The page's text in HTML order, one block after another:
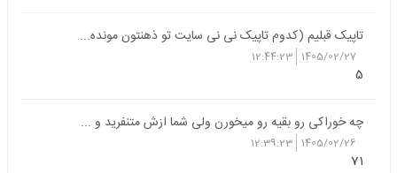
تاپیک قبلیم (کدوم تاپیک نی نی سایت تو ذهنتون مونده...
1405/02/27
12:44:23
5
چه خوراکی رو بقیه رو میخورن ولی شما ازش متنفرید و ...
1405/02/26
12:39:23
71